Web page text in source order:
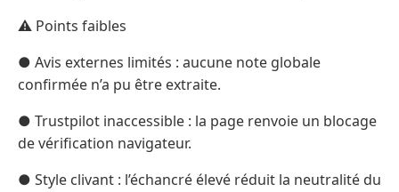
⚠️ Points faibles
● Avis externes limités : aucune note globale
confirmée n’a pu être extraite.
● Trustpilot inaccessible : la page renvoie un blocage
de vérification navigateur.
● Style clivant : l’échancré élevé réduit la neutralité du